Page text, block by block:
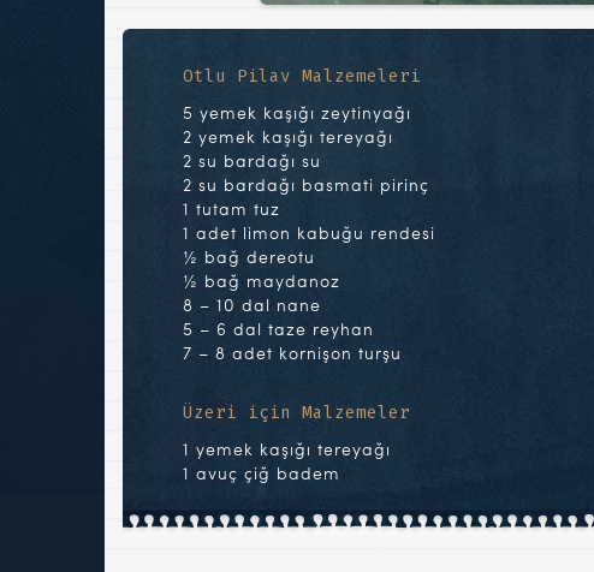
Otlu Pilav Malzemeleri
5 yemek kaşığı zeytinyağı
2 yemek kaşığı tereyağı
2 su bardağı su
2 su bardağı basmati pirinç
1 tutam tuz
1 adet limon kabuğu rendesi
½ bağ dereotu
½ bağ maydanoz
8 – 10 dal nane
5 – 6 dal taze reyhan
7 – 8 adet kornişon turşu
Üzeri için Malzemeler
1 yemek kaşığı tereyağı
1 avuç çiğ badem